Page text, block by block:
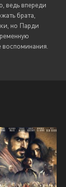
ведь впереди
брата,
но Парди